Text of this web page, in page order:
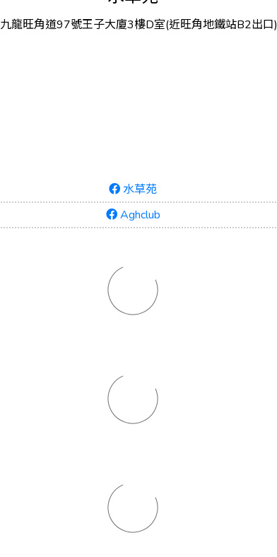
九龍旺角道97號王子大廈3樓D室(近旺角地鐵站B2出口)
水草苑
Aghclub